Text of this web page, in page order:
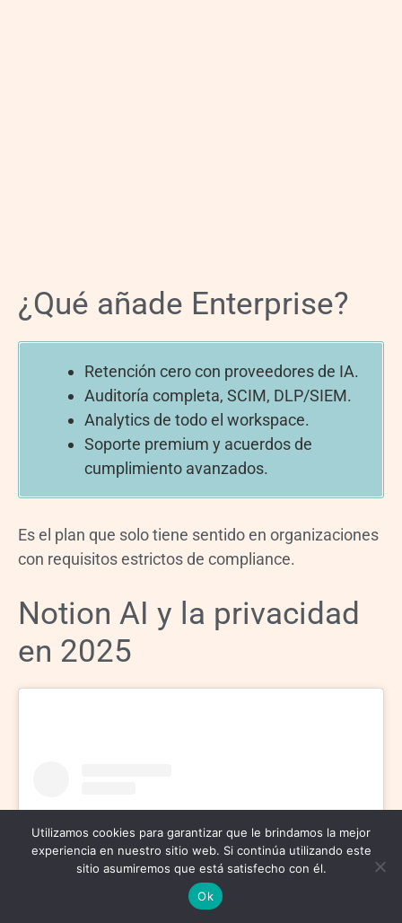
¿Qué añade Enterprise?
Retención cero con proveedores de IA.
Auditoría completa, SCIM, DLP/SIEM.
Analytics de todo el workspace.
Soporte premium y acuerdos de
cumplimiento avanzados.
Es el plan que solo tiene sentido en organizaciones
con requisitos estrictos de compliance.
Notion AI y la privacidad
en 2025
Utilizamos cookies para garantizar que le brindamos la mejor
experiencia en nuestro sitio web. Si continúa utilizando este
sitio asumiremos que está satisfecho con él.
Ok